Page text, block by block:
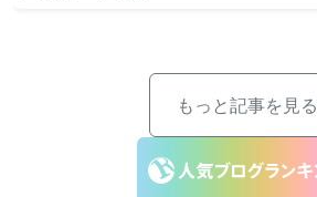
もっと記事を見る